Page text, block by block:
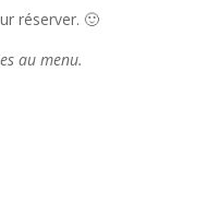
réserver. 🙂
au menu.